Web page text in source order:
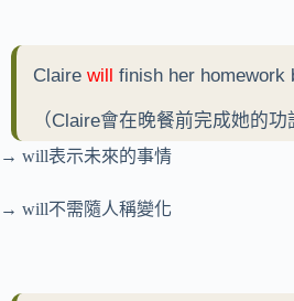
Claire will finish her homework
（Claire會在晚餐前完成她的功
→ will表示未來的事情
→ will不需隨人稱變化